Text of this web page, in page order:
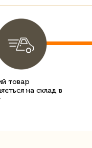
товар
на склад в